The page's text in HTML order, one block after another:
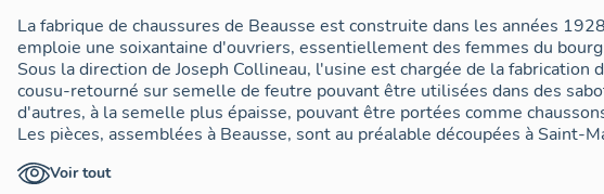
La fabrique de chaussures de Beausse est construite dans les années
emploie une soixantaine d'ouvriers, essentiellement des femmes du
Sous la direction de Joseph Collineau, l'usine est chargée de la fabrication
cousu-retourné sur semelle de feutre pouvant être utilisées dans des
d'autres, à la semelle plus épaisse, pouvant être portées comme
Les pièces, assemblées à Beausse, sont au préalable découpées à Saint-
ferme définitivement en 1959 après une trentaine d'années d'activité. Peu
Voir tout